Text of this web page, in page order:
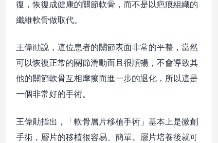
復，恢復成健康的關節軟骨，而不是以疤痕組織的
纖維軟骨做取代。
王偉勛說，這位患者的關節表面非常的平整，當然
可以恢復正常的關節滑動而且很順暢，不會導致其
他的關節軟骨互相摩擦而進一步的退化，所以這是
一個非常好的手術。
王偉勛指出，「軟骨層片移植手術」基本上是微創
手術，層片的移植很容易、簡單。層片培養後就可